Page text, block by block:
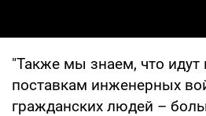
"Также мы знаем, что идут
поставкам инженерных
гражданских людей –